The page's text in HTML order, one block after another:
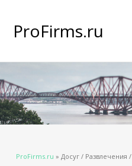
ProFirms.ru
Вы здесь
ProFirms.ru » Досуг /